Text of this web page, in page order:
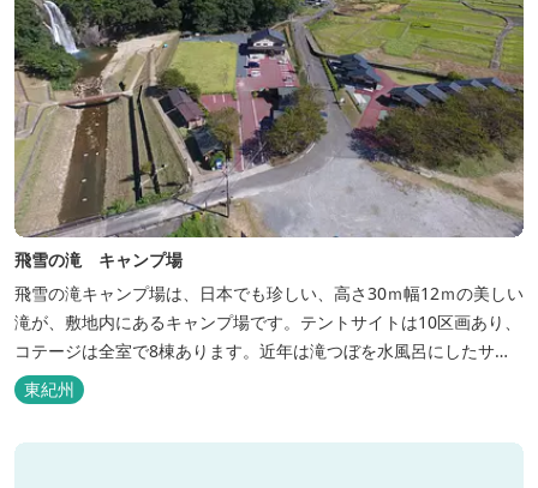
飛雪の滝 キャンプ場
飛雪の滝キャンプ場は、日本でも珍しい、高さ30ｍ幅12ｍの美しい
滝が、敷地内にあるキャンプ場です。テントサイトは10区画あり、
コテージは全室で8棟あります。近年は滝つぼを水風呂にしたサウ
ナが人気です。
東紀州